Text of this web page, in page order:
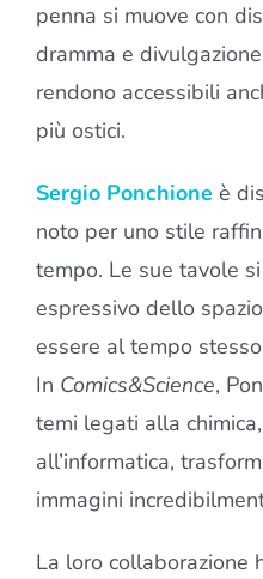
penna si muove con
dramma e
rendono accessibili
più ostici.
Sergio Ponchione è
noto per uno stile
tempo. Le sue tavole
espressivo dello
essere al tempo
In Comics&Science,
temi legati alla
all’informatica,
immagini
La loro collaborazione